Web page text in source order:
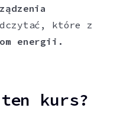
które z
energii.
kurs?